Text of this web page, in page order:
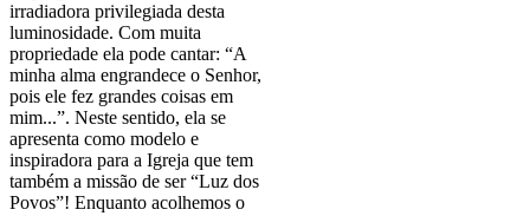
irradiadora privilegiada desta
luminosidade. Com muita
propriedade ela pode cantar: “A
minha alma engrandece o Senhor,
pois ele fez grandes coisas em
mim...”. Neste sentido, ela se
apresenta como modelo e
inspiradora para a Igreja que tem
também a missão de ser “Luz dos
Povos”! Enquanto acolhemos o